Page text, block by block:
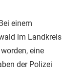
einem
im Landkreis
eine
der Polizei